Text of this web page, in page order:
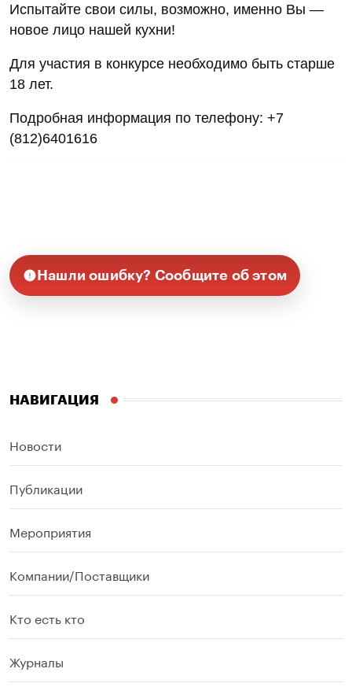
Испытайте свои силы, возможно, именно Вы —
новое лицо нашей кухни!
Для участия в конкурсе необходимо быть старше
18 лет.
Подробная информация по телефону: +7
(812)6401616
Нашли ошибку? Сообщите об этом
НАВИГАЦИЯ
Новости
Публикации
Мероприятия
Компании/Поставщики
Кто есть кто
Журналы